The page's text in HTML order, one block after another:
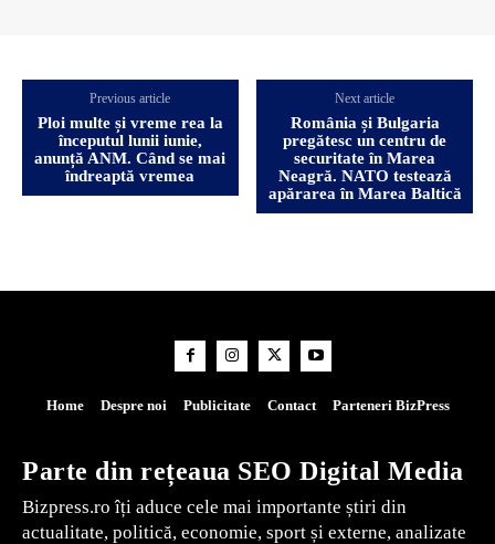
Previous article
Ploi multe și vreme rea la
începutul lunii iunie,
anunță ANM. Când se mai
îndreaptă vremea
Next article
România și Bulgaria
pregătesc un centru de
securitate în Marea
Neagră. NATO testează
apărarea în Marea Baltică
Home Despre noi Publicitate Contact Parteneri BizPress
Parte din rețeaua SEO Digital Media
Bizpress.ro îți aduce cele mai importante știri din
actualitate, politică, economie, sport și externe, analizate